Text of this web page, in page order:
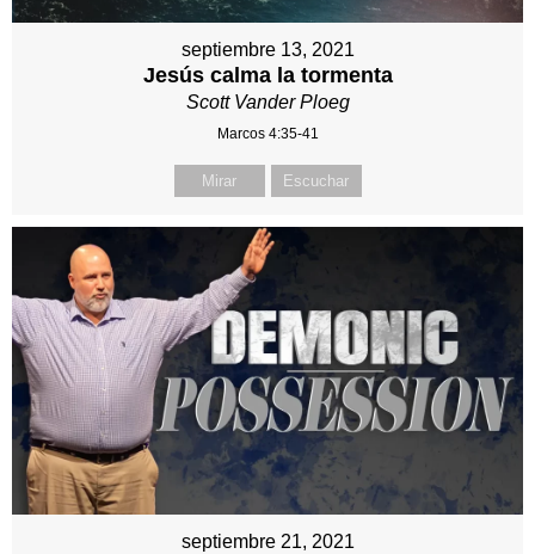
septiembre 13, 2021
Jesús calma la tormenta
Scott Vander Ploeg
Marcos 4:35-41
Mirar Escuchar
septiembre 21, 2021